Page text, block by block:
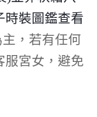
時裝圖鑑查看
，若有任何
服宮女，避免